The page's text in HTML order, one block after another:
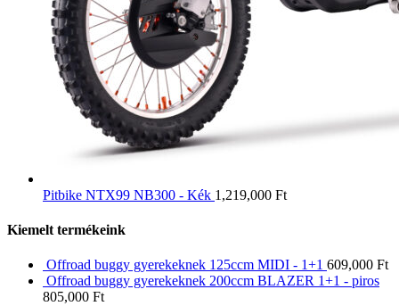
Pitbike NTX99 NB300 - Kék 1,219,000 Ft
Kiemelt termékeink
Offroad buggy gyerekeknek 125ccm MIDI - 1+1 609,000 Ft
Offroad buggy gyerekeknek 200ccm BLAZER 1+1 - piros
805,000 Ft